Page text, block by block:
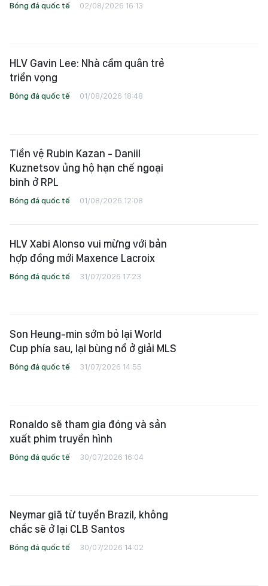
Bóng đá quốc tế 02/08/2026 16:13
HLV Gavin Lee: Nhà cầm quân trẻ
triển vọng
Bóng đá quốc tế 01/08/2026 18:48
Tiền vệ Rubin Kazan - Daniil
Kuznetsov ủng hộ hạn chế ngoại
binh ở RPL
Bóng đá quốc tế 01/08/2026 12:08
HLV Xabi Alonso vui mừng với bản
hợp đồng mới Maxence Lacroix
Bóng đá quốc tế 31/07/2026 17:23
Son Heung-min sớm bỏ lại World
Cup phía sau, lại bùng nổ ở giải MLS
Bóng đá quốc tế 31/07/2026 14:55
Ronaldo sẽ tham gia đóng và sản
xuất phim truyền hình
Bóng đá quốc tế 30/07/2026 16:04
Neymar giã từ tuyển Brazil, không
chắc sẽ ở lại CLB Santos
Bóng đá quốc tế 30/07/2026 14:02